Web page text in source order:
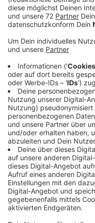
Veröffentlicht:Freitag,
Mit seinem
katapultiert Markus
Pointen, Kalauer und
Publikum. Immer
Geschichten findet er
seiner Kneipe „Zum
humorvoller
Thekengespräche
Kneipenhumors.
Termin: Freitag, 8.9.
Einlass am Gelände:
der Freilichtbühne: 19